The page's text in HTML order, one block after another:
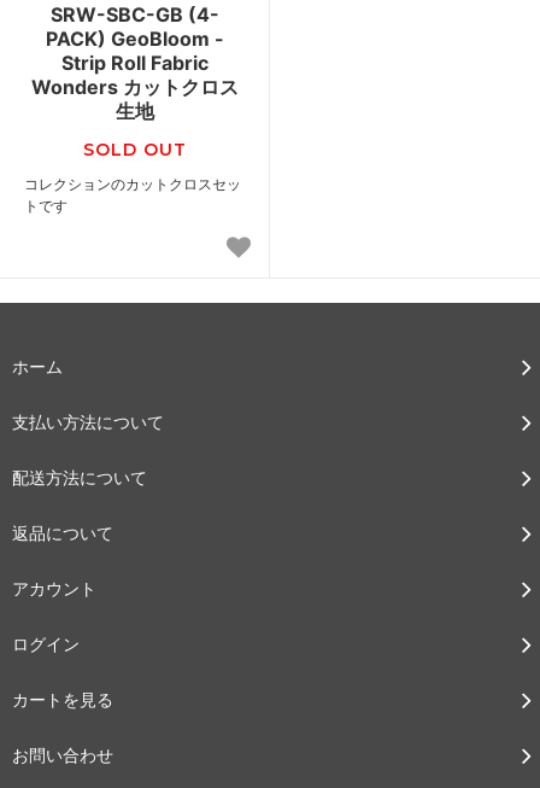
SRW-SBC-GB (4-
PACK) GeoBloom -
Strip Roll Fabric
Wonders カットクロス
生地
SOLD OUT
コレクションのカットクロスセッ
トです
ホーム
支払い方法について
配送方法について
返品について
アカウント
ログイン
カートを見る
お問い合わせ